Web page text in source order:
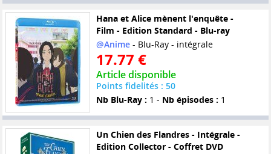
Hana et Alice mènent l'enquête -
Film - Edition Standard - Blu-ray
@Anime- Blu-Ray - intégrale
17.77 €
Article disponible
Points fidelités : 50
Nb Blu-Ray : 1 - Nb épisodes : 1
Un Chien des Flandres - Intégrale -
Edition Collector - Coffret DVD